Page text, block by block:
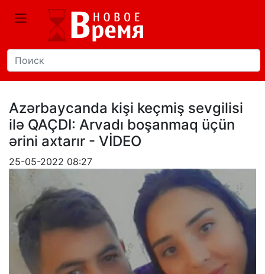
Azərbaycanda kişi keçmiş sevgilisi
ilə QAÇDI: Arvadı boşanmaq üçün
ərini axtarır - VİDEO
25-05-2022 08:27